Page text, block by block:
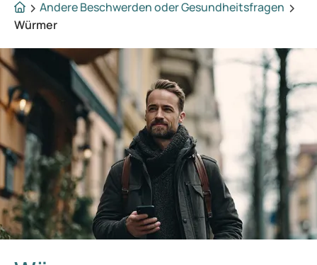
Andere Beschwerden oder Gesundheitsfragen
Würmer